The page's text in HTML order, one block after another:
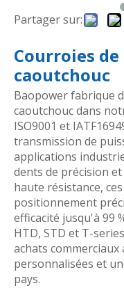
Partager sur:
Courroies
caoutchouc
Baopower fabrique
caoutchouc dans
ISO9001 et
transmission de
applications
dents de précision
haute résistance,
positionnement
efficacité jusqu'à 99
HTD, STD et T-
achats commerciaux
personnalisées et
pays.